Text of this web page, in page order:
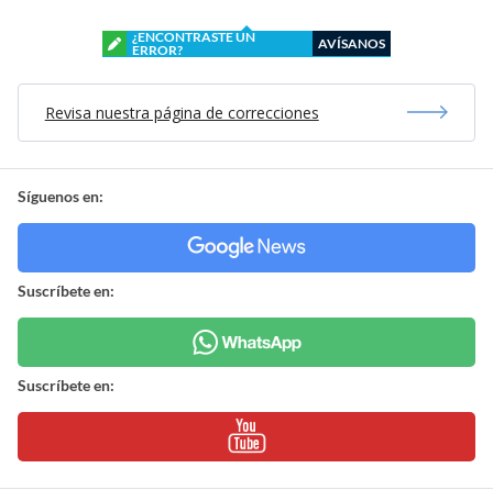
¿ENCONTRASTE UN
ERROR?
AVÍSANOS
Revisa nuestra página de correcciones
Síguenos en:
Suscríbete en:
Suscríbete en: